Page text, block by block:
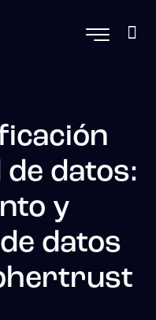
datos:
y
datos